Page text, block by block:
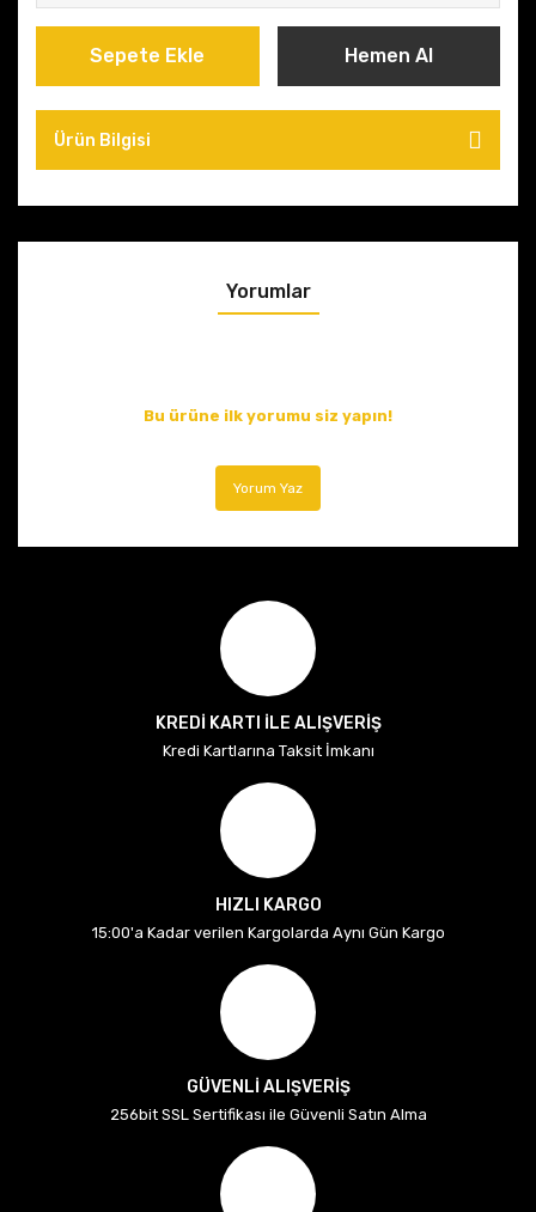
Sepete Ekle Hemen Al
Ürün Bilgisi
Yorumlar
Bu ürüne ilk yorumu siz yapın!
Yorum Yaz
KREDİ KARTI İLE ALIŞVERİŞ
Kredi Kartlarına Taksit İmkanı
HIZLI KARGO
15:00'a Kadar verilen Kargolarda Aynı Gün Kargo
GÜVENLİ ALIŞVERİŞ
256bit SSL Sertifikası ile Güvenli Satın Alma